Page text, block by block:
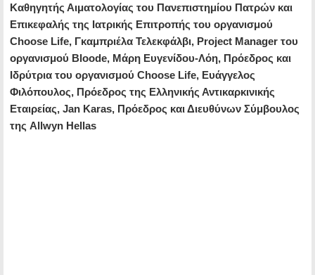
Καθηγητής Αιματολογίας του Πανεπιστημίου Πατρών και
Επικεφαλής της Ιατρικής Επιτροπής του οργανισμού
Choose Life, Γκαμπριέλα Τελεκφάλβι, Project Manager του
οργανισμού Bloode, Μάρη Ευγενίδου-Λόη, Πρόεδρος και
Ιδρύτρια του οργανισμού Choose Life, Ευάγγελος
Φιλόπουλος, Πρόεδρος της Ελληνικής Αντικαρκινικής
Εταιρείας, Jan Karas, Πρόεδρος και Διευθύνων Σύμβουλος
της Allwyn Hellas